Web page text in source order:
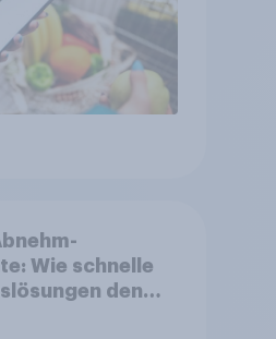
Wie schnelle
den